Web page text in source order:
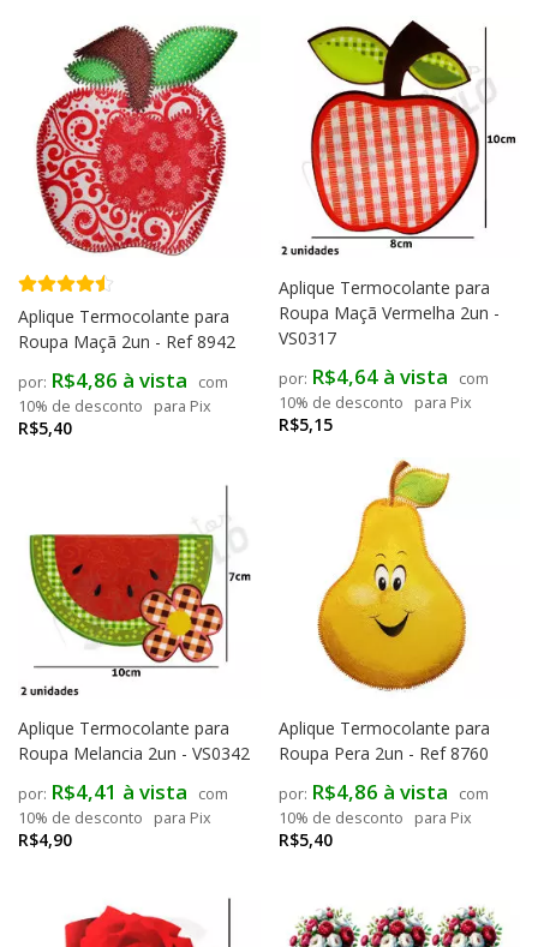
Aplique Termocolante para
Roupa Maçã 2un - Ref 8942
R$5,40
R$4,86 à vista
com
10% de desconto
para Pix
Aplique Termocolante para
Roupa Maçã Vermelha 2un -
VS0317
R$5,15
R$4,64 à vista
com
10% de desconto
para Pix
Aplique Termocolante para
Roupa Melancia 2un - VS0342
R$4,90
R$4,41 à vista
com
10% de desconto
para Pix
Aplique Termocolante para
Roupa Pera 2un - Ref 8760
R$5,40
R$4,86 à vista
com
10% de desconto
para Pix